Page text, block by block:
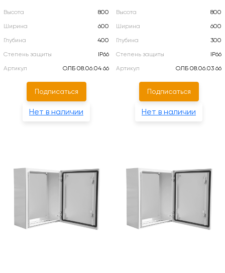
Высота
800
Ширина
600
Глубина
400
Степень защиты
IP66
Артикул
ОЛБ 08.06.04 66
Подписаться
Нет в наличии
Высота
800
Ширина
600
Глубина
300
Степень защиты
IP66
Артикул
ОЛБ 08.06.03 66
Подписаться
Нет в наличии